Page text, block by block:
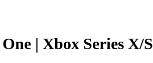
| Xbox Series X/S